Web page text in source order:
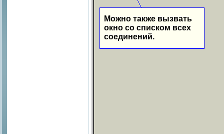
Можно также вызвать
окно со списком всех
соединений.